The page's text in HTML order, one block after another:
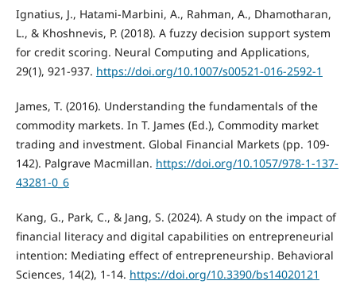
Ignatius, J., Hatami-Marbini, A., Rahman, A., Dhamotharan,
L., & Khoshnevis, P. (2018). A fuzzy decision support system
for credit scoring. Neural Computing and Applications,
29(1), 921-937. https://doi.org/10.1007/s00521-016-2592-1
James, T. (2016). Understanding the fundamentals of the
commodity markets. In T. James (Ed.), Commodity market
trading and investment. Global Financial Markets (pp. 109-
142). Palgrave Macmillan. https://doi.org/10.1057/978-1-137-
43281-0_6
Kang, G., Park, C., & Jang, S. (2024). A study on the impact of
financial literacy and digital capabilities on entrepreneurial
intention: Mediating effect of entrepreneurship. Behavioral
Sciences, 14(2), 1-14. https://doi.org/10.3390/bs14020121